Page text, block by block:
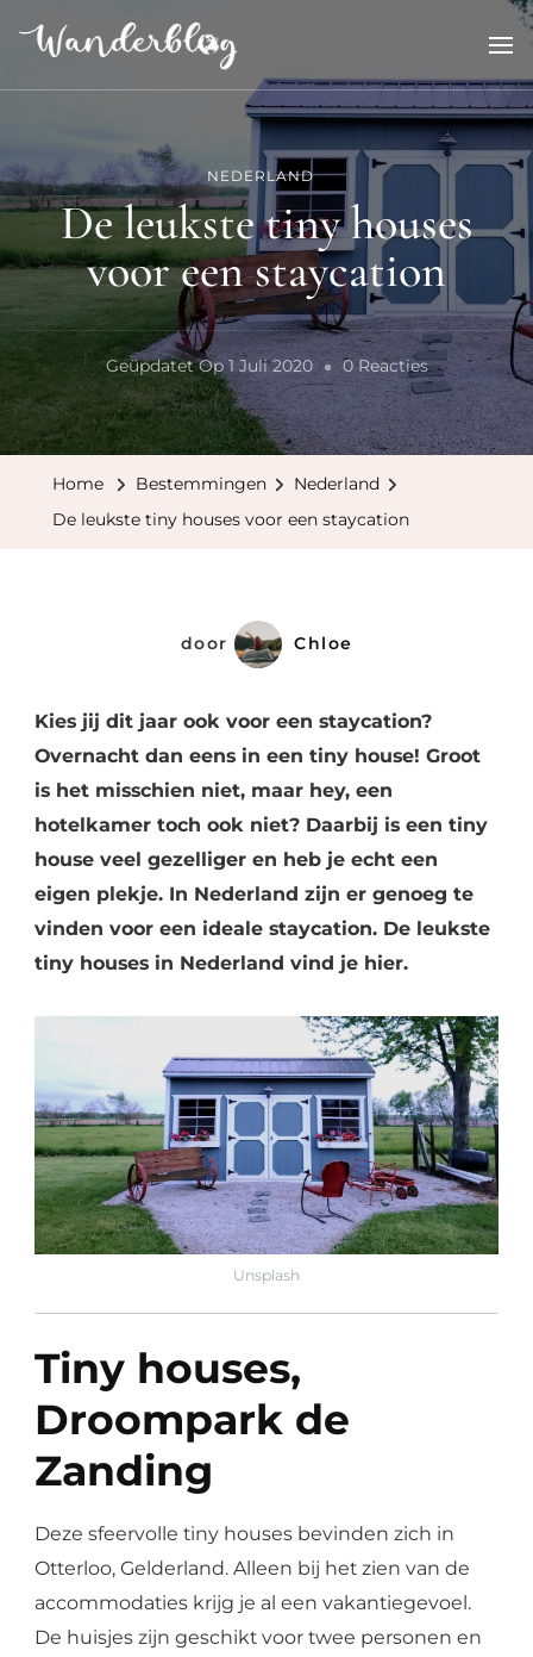
Wanderblog
reisverhalen en inspiratie
NEDERLAND
De leukste tiny houses
voor een staycation
Geüpdatet Op1 Juli 2020 0 ReactiesOp
De
Leukste
Home Bestemmingen
Nederland
De leukste tiny houses voor een staycation
door Chloe
Kies jij dit jaar ook voor een staycation?
Overnacht dan eens in een tiny house! Groot
is het misschien niet, maar hey, een
hotelkamer toch ook niet? Daarbij is een tiny
house veel gezelliger en heb je echt een
eigen plekje. In Nederland zijn er genoeg te
vinden voor een ideale staycation. De leukste
tiny houses in Nederland vind je hier.
Unsplash
Tiny houses,
Droompark de
Zanding
Deze sfeervolle tiny houses bevinden zich in
Otterloo, Gelderland. Alleen bij het zien van de
accommodaties krijg je al een vakantiegevoel.
De huisjes zijn geschikt voor twee personen en